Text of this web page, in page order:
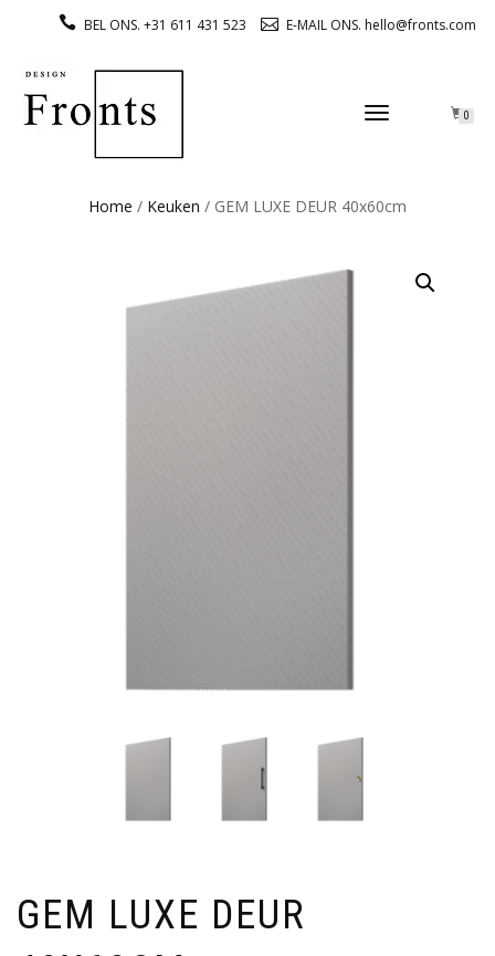
BEL ONS. +31 611 431 523 E-MAIL ONS. hello@fronts.com
TOGGLE
0
Home / Keuken / GEM LUXE DEUR 40x60cm
GEM LUXE DEUR